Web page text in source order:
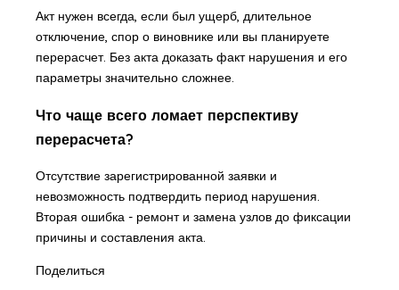
Акт нужен всегда, если был ущерб, длительное
отключение, спор о виновнике или вы планируете
перерасчет. Без акта доказать факт нарушения и его
параметры значительно сложнее.
Что чаще всего ломает перспективу
перерасчета?
Отсутствие зарегистрированной заявки и
невозможность подтвердить период нарушения.
Вторая ошибка - ремонт и замена узлов до фиксации
причины и составления акта.
Поделиться